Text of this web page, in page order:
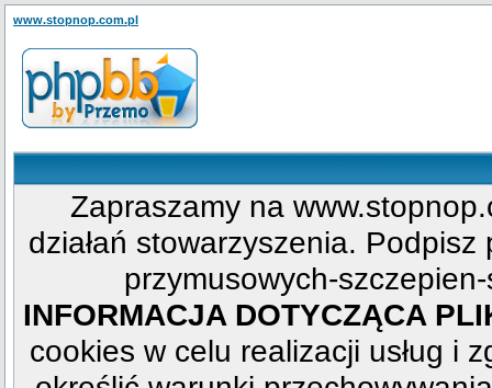
www.stopnop.com.pl
Zapraszamy na
działań stowarzyszenia.
przymusowych-
INFORMACJA DOTYCZĄCA
cookies w celu realizacji usług i